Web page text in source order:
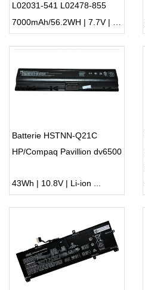
L02031-541 L02478-855
7000mAh/56.2WH | 7.7V | Li-ion ...
Batterie HSTNN-Q21C
HP/Compaq Pavillion dv6500
43Wh | 10.8V | Li-ion ...